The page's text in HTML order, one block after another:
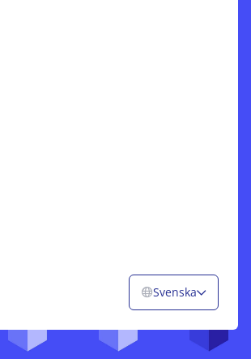
Svenska